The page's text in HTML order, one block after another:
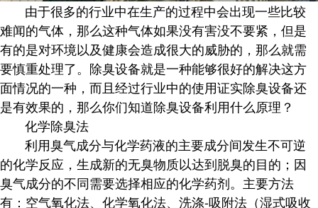
由于很多的行业中在生产的过程中会出现一些比较
难闻的气体，那么这种气体如果没有害没不要紧，但是
有的是对环境以及健康会造成很大的威胁的，那么就需
要慎重处理了。除臭设备就是一种能够很好的解决这方
面情况的一种，而且经过行业中的使用证实除臭设备还
是有效果的，那么你们知道除臭设备利用什么原理？
化学除臭法
利用臭气成分与化学药液的主要成分间发生不可逆
的化学反应，生成新的无臭物质以达到脱臭的目的；因
臭气成分的不同需要选择相应的化学药剂。主要方法
有：空气氧化法、化学氧化法、洗涤-吸附法（湿式吸收